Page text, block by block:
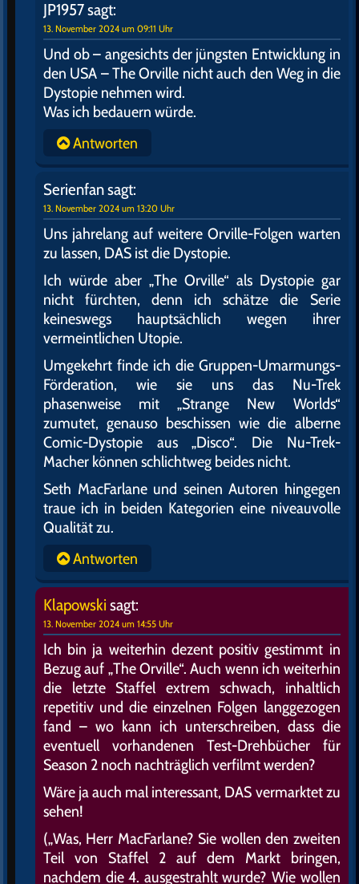
JP1957sagt:
13. November 2024 um 09:11 Uhr
Und ob – angesichts der jüngsten Entwicklung in
den USA – The Orville nicht auch den Weg in die
Dystopie nehmen wird.
Was ich bedauern würde.
Antworten
Serienfansagt:
13. November 2024 um 13:20 Uhr
Uns jahrelang auf weitere Orville-Folgen warten
zu lassen, DAS ist die Dystopie.
Ich würde aber „The Orville“ als Dystopie gar
nicht fürchten, denn ich schätze die Serie
keineswegs hauptsächlich wegen ihrer
vermeintlichen Utopie.
Umgekehrt finde ich die Gruppen-Umarmungs-
Förderation, wie sie uns das Nu-Trek
phasenweise mit „Strange New Worlds“
zumutet, genauso beschissen wie die alberne
Comic-Dystopie aus „Disco“. Die Nu-Trek-
Macher können schlichtweg beides nicht.
Seth MacFarlane und seinen Autoren hingegen
traue ich in beiden Kategorien eine niveauvolle
Qualität zu.
Antworten
Klapowski sagt:
13. November 2024 um 14:55 Uhr
Ich bin ja weiterhin dezent positiv gestimmt in
Bezug auf „The Orville“. Auch wenn ich weiterhin
die letzte Staffel extrem schwach, inhaltlich
repetitiv und die einzelnen Folgen langgezogen
fand – wo kann ich unterschreiben, dass die
eventuell vorhandenen Test-Drehbücher für
Season 2 noch nachträglich verfilmt werden?
Wäre ja auch mal interessant, DAS vermarktet zu
sehen!
(„Was, Herr MacFarlane? Sie wollen den zweiten
Teil von Staffel 2 auf dem Markt bringen,
nachdem die 4. ausgestrahlt wurde? Wie wollen